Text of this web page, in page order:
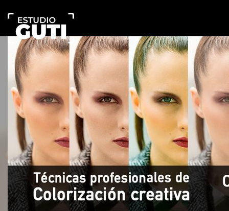
Estudio
Guti
Escuela
Online